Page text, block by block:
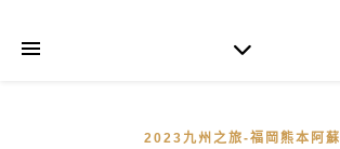
2023九州之旅-福岡熊本阿蘇